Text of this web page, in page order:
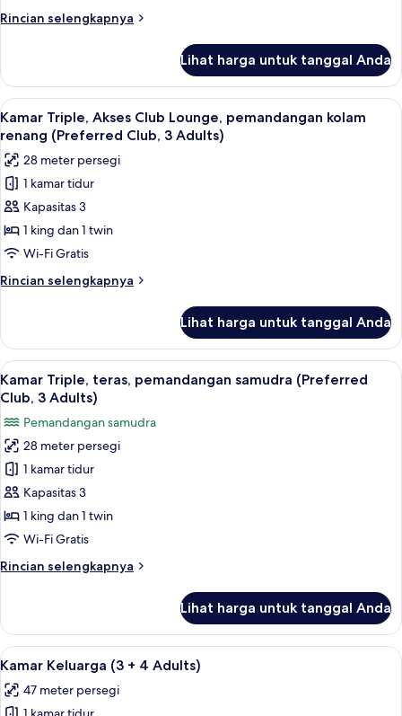
kolam
Rincian selengkapnya
Rincian
Kamar
Double,
teras,
pemandangan
renang
Lihat harga untuk tanggal Anda
Lihat
semua
foto
untuk
Kamar
Triple,
Akses
Club
Lounge,
pemandangan
renang
(Preferred
Club,
3
Adults)
Minibar, brankas, meja kerja, dan
4
Kamar Triple, Akses Club Lounge, pemandangan kolam
renang (Preferred Club, 3 Adults)
28 meter persegi
1 kamar tidur
Kapasitas 3
1 king dan 1 twin
Wi-Fi Gratis
Rincian selengkapnya
Rincian
Kamar
Triple,
Akses
Club
Lounge,
pemandangan
kolam
renang
(Preferred
Club,
Adults)
Lihat harga untuk tanggal Anda
Lihat
semua
foto
untuk
Kamar
Triple,
teras,
pemandangan
samudra
Club,
Kamar Triple, teras, pemandangan
4
Kamar Triple, teras, pemandangan samudra (Preferred
Club, 3 Adults)
Pemandangan samudra
28 meter persegi
1 kamar tidur
Kapasitas 3
1 king dan 1 twin
Wi-Fi Gratis
Rincian selengkapnya
Rincian
Kamar
Triple,
teras,
samudra
(Preferred
Lihat harga untuk tanggal Anda
Lihat
semua
foto
Minibar, brankas, meja kerja, dan
5
Kamar Keluarga (3 + 4 Adults)
47 meter persegi